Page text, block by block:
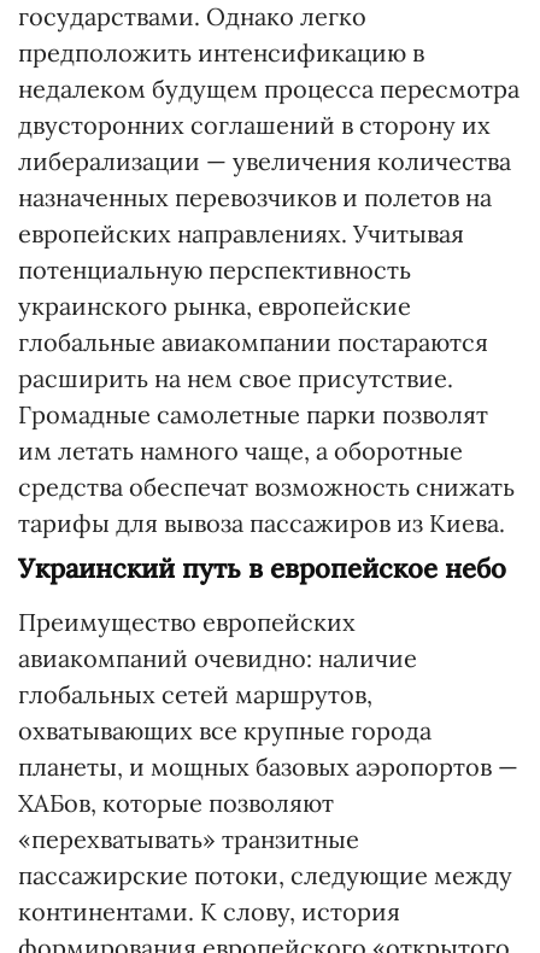
государствами. Однако легко
предположить интенсификацию в
недалеком будущем процесса пересмотра
двусторонних соглашений в сторону их
либерализации — увеличения количества
назначенных перевозчиков и полетов на
европейских направлениях. Учитывая
потенциальную перспективность
украинского рынка, европейские
глобальные авиакомпании постараются
расширить на нем свое присутствие.
Громадные самолетные парки позволят
им летать намного чаще, а оборотные
средства обеспечат возможность снижать
тарифы для вывоза пассажиров из Киева.
Украинский путь в европейское небо
Преимущество европейских
авиакомпаний очевидно: наличие
глобальных сетей маршрутов,
охватывающих все крупные города
планеты, и мощных базовых аэропортов —
ХАБов, которые позволяют
«перехватывать» транзитные
пассажирские потоки, следующие между
континентами. К слову, история